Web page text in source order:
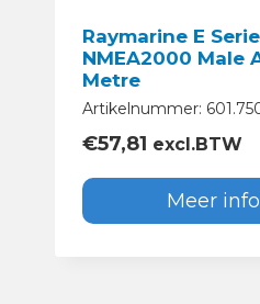
Raymarine E
NMEA2000 Male
Metre
Artikelnummer:
€57,81 excl.BTW
Meer